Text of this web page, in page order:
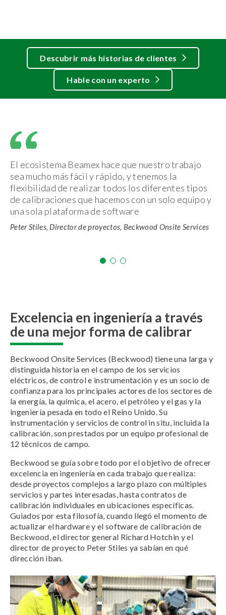
Descubrir más historias de clientes
Hable con un experto
El ecosistema Beamex hace que nuestro trabajo
sea mucho más fácil y rápido, y tenemos la
flexibilidad de realizar todos los diferentes tipos
de calibraciones que hacemos con un solo equipo y
una sola plataforma de software
Peter Stiles, Director de proyectos, Beckwood Onsite Services
Excelencia en ingeniería a través
de una mejor forma de calibrar
Beckwood Onsite Services (Beckwood) tiene una larga y
distinguida historia en el campo de los servicios
eléctricos, de control e instrumentación y es un socio de
confianza para los principales actores de los sectores de
la energía, la química, el acero, el petróleo y el gas y la
ingeniería pesada en todo el Reino Unido. Su
instrumentación y servicios de control in situ, incluida la
calibración, son prestados por un equipo profesional de
12 técnicos de campo.
Beckwood se guía sobre todo por el objetivo de ofrecer
excelencia en ingeniería en cada trabajo que realiza:
desde proyectos complejos a largo plazo con múltiples
servicios y partes interesadas, hasta contratos de
calibración individuales en ubicaciones específicas.
Guiados por esta filosofía, cuando llegó el momento de
actualizar el hardware y el software de calibración de
Beckwood, el director general Richard Hotchin y el
director de proyecto Peter Stiles ya sabían en qué
dirección iban.